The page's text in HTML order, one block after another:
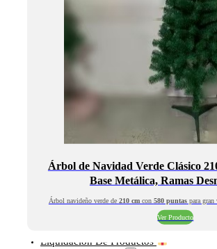
Árbol de Navidad Verde Clásico
Base Metálica, Ramas
Árbol navideño verde de 210 cmcon 580 puntaspara gran
Ver Producto
Liquidación De Productos